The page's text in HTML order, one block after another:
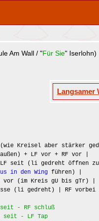
Am Wall / "Für Sie" Iserlohn)
Langsamer
Kreisel aber stärker
+ LF vor + RF vor |
seit (li gedreht öffnen zur
in den Wing führen) |
vor (im Kreis gU bis gTr) |
(li gedreht) | RF
- RF schluß
seit - LF Tap